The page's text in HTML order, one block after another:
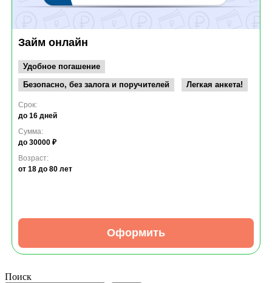
Займ онлайн
Удобное погашение
Безопасно, без залога и поручителей
Легкая анкета!
Срок:
до 16 дней
Сумма:
до 30000 ₽
Возраст:
от 18 до 80 лет
Оформить
Поиск